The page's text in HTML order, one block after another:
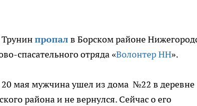
пропал в Борском районе
спасательного отряда «Волонтер НН».
20 мая мужчина ушел из дома №22 в деревне
района и не вернулся. Сейчас о его